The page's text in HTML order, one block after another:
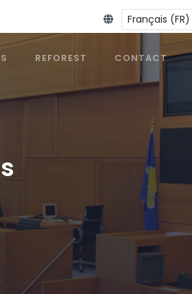
Changer la langue :
REFOREST CONTACT